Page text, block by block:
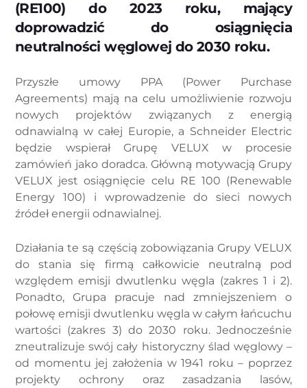
(RE100) do 2023 roku, mający
doprowadzić do osiągnięcia
neutralności węglowej do 2030 roku.
Przyszłe umowy PPA (Power Purchase
Agreements) mają na celu umożliwienie rozwoju
nowych projektów związanych z energią
odnawialną w całej Europie, a Schneider Electric
będzie wspierał Grupę VELUX w procesie
zamówień jako doradca. Główną motywacją Grupy
VELUX jest osiągnięcie celu RE 100 (Renewable
Energy 100) i wprowadzenie do sieci nowych
źródeł energii odnawialnej.
Działania te są częścią zobowiązania Grupy VELUX
do stania się firmą całkowicie neutralną pod
względem emisji dwutlenku węgla (zakres 1 i 2).
Ponadto, Grupa pracuje nad zmniejszeniem o
połowę emisji dwutlenku węgla w całym łańcuchu
wartości (zakres 3) do 2030 roku. Jednocześnie
zneutralizuje swój cały historyczny ślad węglowy –
od momentu jej założenia w 1941 roku – poprzez
projekty ochrony oraz zasadzania lasów,